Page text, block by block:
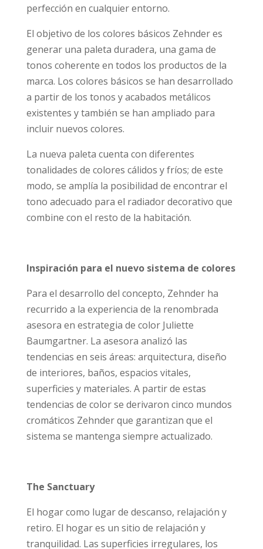
perfección en cualquier entorno.
El objetivo de los colores básicos Zehnder es
generar una paleta duradera, una gama de
tonos coherente en todos los productos de la
marca. Los colores básicos se han desarrollado
a partir de los tonos y acabados metálicos
existentes y también se han ampliado para
incluir nuevos colores.
La nueva paleta cuenta con diferentes
tonalidades de colores cálidos y fríos; de este
modo, se amplía la posibilidad de encontrar el
tono adecuado para el radiador decorativo que
combine con el resto de la habitación.
Inspiración para el nuevo sistema de colores
Para el desarrollo del concepto, Zehnder ha
recurrido a la experiencia de la renombrada
asesora en estrategia de color Juliette
Baumgartner. La asesora analizó las
tendencias en seis áreas: arquitectura, diseño
de interiores, baños, espacios vitales,
superficies y materiales. A partir de estas
tendencias de color se derivaron cinco mundos
cromáticos Zehnder que garantizan que el
sistema se mantenga siempre actualizado.
The Sanctuary
El hogar como lugar de descanso, relajación y
retiro. El hogar es un sitio de relajación y
tranquilidad. Las superficies irregulares, los